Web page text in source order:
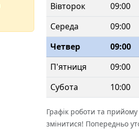
Вівторок
09:00
Середа
09:00
Четвер
09:00
П'ятниця
09:00
Субота
10:00
Графік роботи та
змінитися! Попередньо